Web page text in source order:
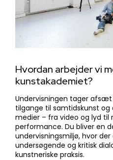
Hvordan arbejder vi
kunstakademiet?
​Undervisningen tager
tilgange til samtidskunst
medier – fra video og lyd til
performance. Du bliver en
undervisningsmiljø, hvor
undersøgende og kritisk
kunstneriske praksis.